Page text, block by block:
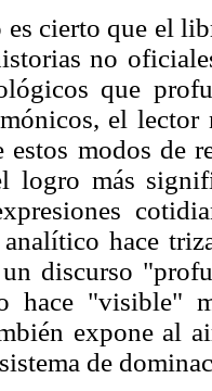
cierto que el
no
que
el
estos modos de
logro más
hace
un discurso
hace "visible"
expone al
de